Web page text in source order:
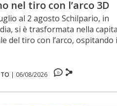
nel tiro con l’arco 3D
al 2 agosto Schilpario, in
si è trasformata nella
del tiro con l’arco, ospitando i
| 06/08/2026 0